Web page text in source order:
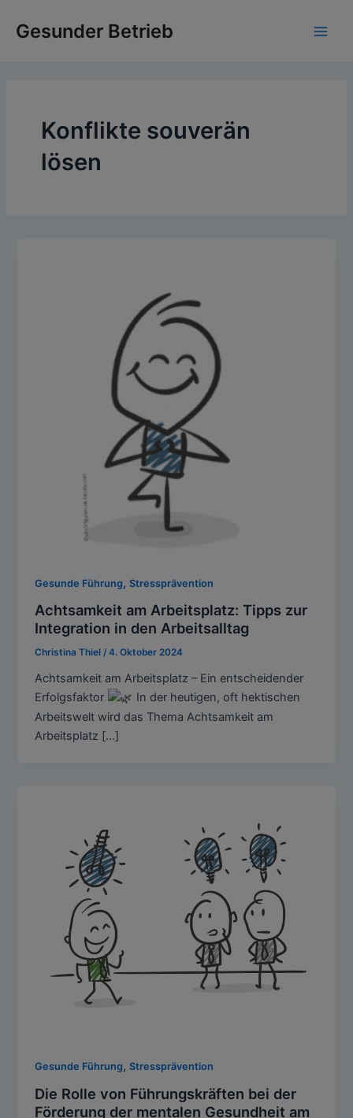
InhaltGesunder Betrieb
Konflikte souverän
lösen
Gesunde Führung ,Stressprävention
Achtsamkeit am Arbeitsplatz: Tipps zur
Integration in den Arbeitsalltag
Christina Thiel/4. Oktober 2024
Achtsamkeit am Arbeitsplatz – Ein entscheidender
Erfolgsfaktor
In der heutigen, oft hektischen
Arbeitswelt wird das Thema Achtsamkeit am
Arbeitsplatz […]
Gesunde Führung,Stressprävention
Die Rolle von Führungskräften bei der
Förderung der mentalen Gesundheit am